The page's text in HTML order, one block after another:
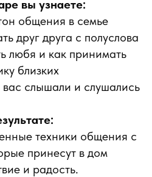
вы узнаете:
общения в семье
друг друга с полуслова
любя и как принимать
близких
вас слышали и слушались
техники общения с
принесут в дом
и радость.